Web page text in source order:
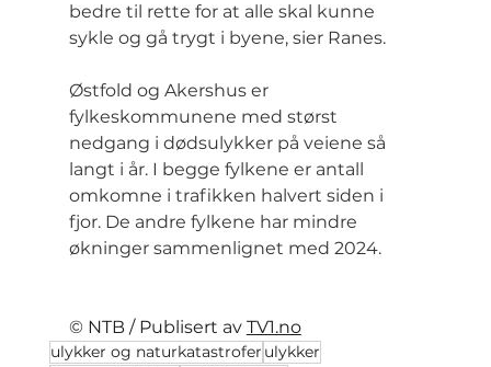
bedre til rette for at alle skal kunne
sykle og gå trygt i byene, sier Ranes.
Østfold og Akershus er
fylkeskommunene med størst
nedgang i dødsulykker på veiene så
langt i år. I begge fylkene er antall
omkomne i trafikken halvert siden i
fjor. De andre fylkene har mindre
økninger sammenlignet med 2024.
© NTB / Publisert av TV1.no
ulykker og naturkatastrofer ulykker